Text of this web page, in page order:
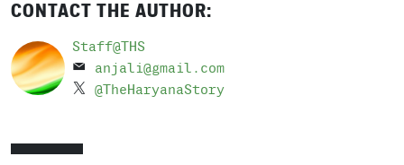
CONTACT THE AUTHOR:
Staff@THS
anjali@gmail.com
@TheHaryanaStory